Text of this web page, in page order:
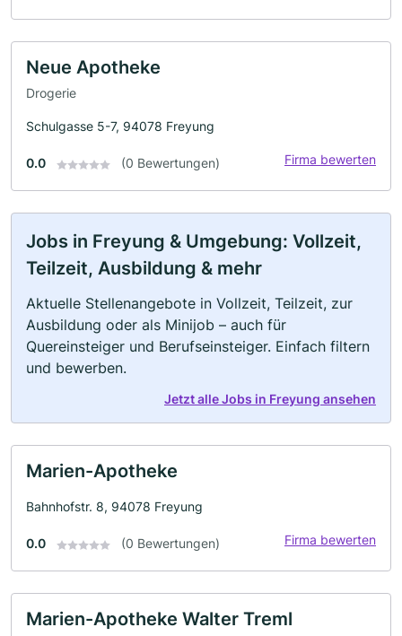
Neue Apotheke
Drogerie
Schulgasse 5-7, 94078 Freyung
0.0 (0 Bewertungen) Firma bewerten
Jobs in Freyung & Umgebung: Vollzeit,
Teilzeit, Ausbildung & mehr
Aktuelle Stellenangebote in Vollzeit, Teilzeit, zur
Ausbildung oder als Minijob – auch für
Quereinsteiger und Berufseinsteiger. Einfach filtern
und bewerben.
Jetzt alle Jobs in Freyung ansehen
Marien-Apotheke
Bahnhofstr. 8, 94078 Freyung
0.0 (0 Bewertungen) Firma bewerten
Marien-Apotheke Walter Treml